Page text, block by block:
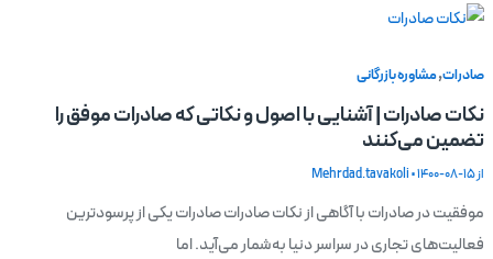
صادرات,مشاوره بازرگانی
نکات صادرات | آشنایی با اصول و نکاتی که صادرات موفق را
تضمین می‌کنند
از Mehrdad.tavakoli•1400-08-15
موفقیت در صادرات با آگاهی از نکات صادرات صادرات یکی از پرسودترین
فعالیت‌های تجاری در سراسر دنیا به‌شمار می‌آید. اما